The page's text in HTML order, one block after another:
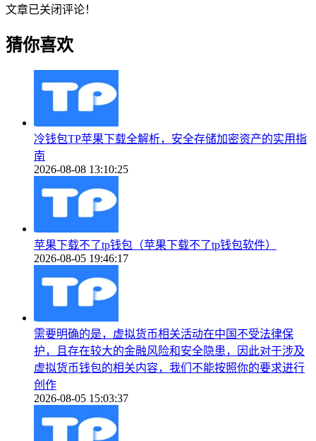
文章已关闭评论！
猜你喜欢
冷钱包TP苹果下载全解析，安全存储加密资产的实用指
南
2026-08-08 13:10:25
苹果下载不了tp钱包（苹果下载不了tp钱包软件）
2026-08-05 19:46:17
需要明确的是，虚拟货币相关活动在中国不受法律保
护，且存在较大的金融风险和安全隐患，因此对于涉及
虚拟货币钱包的相关内容，我们不能按照你的要求进行
创作
2026-08-05 15:03:37